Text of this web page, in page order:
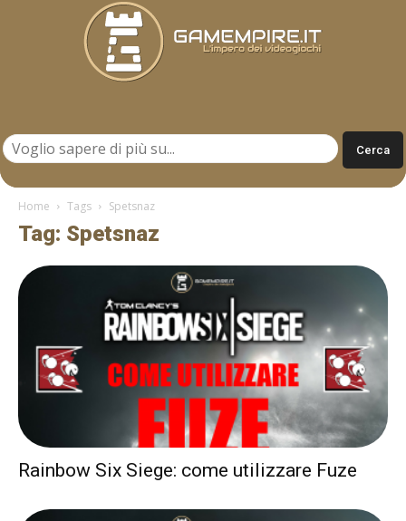
Home Tags Spetsnaz
Tag: Spetsnaz
Rainbow Six Siege: come utilizzare Fuze